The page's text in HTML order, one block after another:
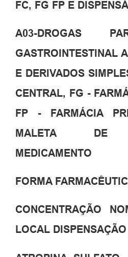
FC, FG FP E
A03-DROGAS
GASTROINTESTINAL
E DERIVADOS
CENTRAL, FG -
FP - FARMÁCIA
MALETA DE
MEDICAMENTO
FORMA
CONCENTRAÇÃO
LOCAL DISPENSAÇÃO